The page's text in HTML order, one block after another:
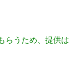
らうため、提供は